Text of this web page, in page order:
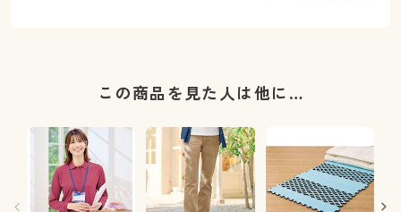
この商品を見た人は他に…